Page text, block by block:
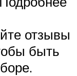
отзывы
быть